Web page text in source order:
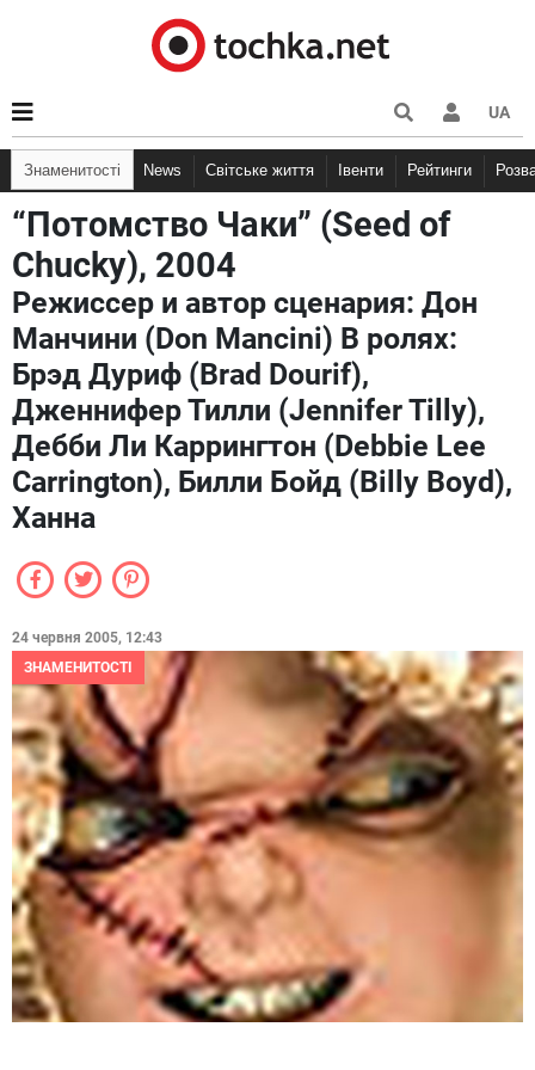
UA
Знаменитості News Світське життя Івенти Рейтинги
“Потомство Чаки” (Seed of
Chucky), 2004
Режиссер и автор сценария: Дон
Манчини (Don Mancini) В ролях:
Брэд Дуриф (Brad Dourif),
Дженнифер Тилли (Jennifer Tilly),
Дебби Ли Каррингтон (Debbie Lee
Carrington), Билли Бойд (Billy Boyd),
Ханна
24 червня 2005, 12:43
ЗНАМЕНИТОСТІ